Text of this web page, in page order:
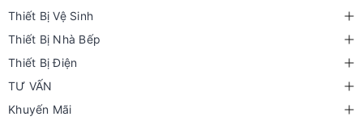
Thiết Bị Vệ Sinh
Thiết Bị Nhà Bếp
Thiết Bị Điện
TƯ VẤN
Khuyến Mãi